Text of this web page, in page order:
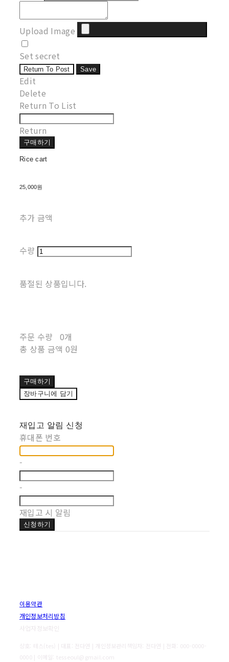
Upload Image
Set secret
Return To Post Save
Edit
Delete
Return To List
Return
구매하기
Rice cart
25,000원
추가 금액
수량
품절된 상품입니다.
주문 수량
0개
총 상품 금액 0원
구매하기
장바구니에 담기
재입고 알림 신청
휴대폰 번호
-
-
재입고 시 알림
신청하기
이용약관
개인정보처리방침
사업자정보확인
상호: 테스(tes) | 대표: 전다연 | 개인정보관리책임자: 전다연 | 전화: 000-0000-
0000 | 이메일: tesseoul@gmail.com